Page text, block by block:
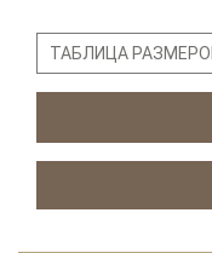
ТАБЛИЦА